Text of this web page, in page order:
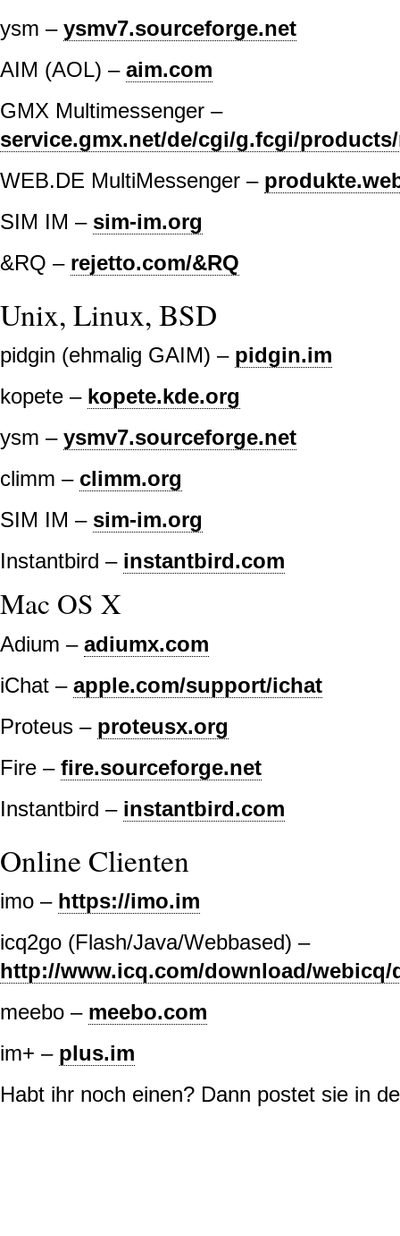
ysm – ysmv7.sourceforge.net
AIM (AOL) – aim.com
GMX Multimessenger –
service.gmx.net/de/cgi/g.fcgi/
WEB.DE MultiMessenger –
SIM IM – sim-im.org
&RQ – rejetto.com/&RQ
Unix, Linux, BSD
pidgin (ehmalig GAIM) – pidgin.im
kopete – kopete.kde.org
ysm – ysmv7.sourceforge.net
climm – climm.org
SIM IM – sim-im.org
Instantbird – instantbird.com
Mac OS X
Adium – adiumx.com
iChat – apple.com/support/ichat
Proteus – proteusx.org
Fire – fire.sourceforge.net
Instantbird – instantbird.com
Online Clienten
imo – https://imo.im
icq2go (Flash/Java/Webbased) –
http://www.icq.com/download/webicq/
meebo – meebo.com
im+ – plus.im
Habt ihr noch einen? Dann postet sie in